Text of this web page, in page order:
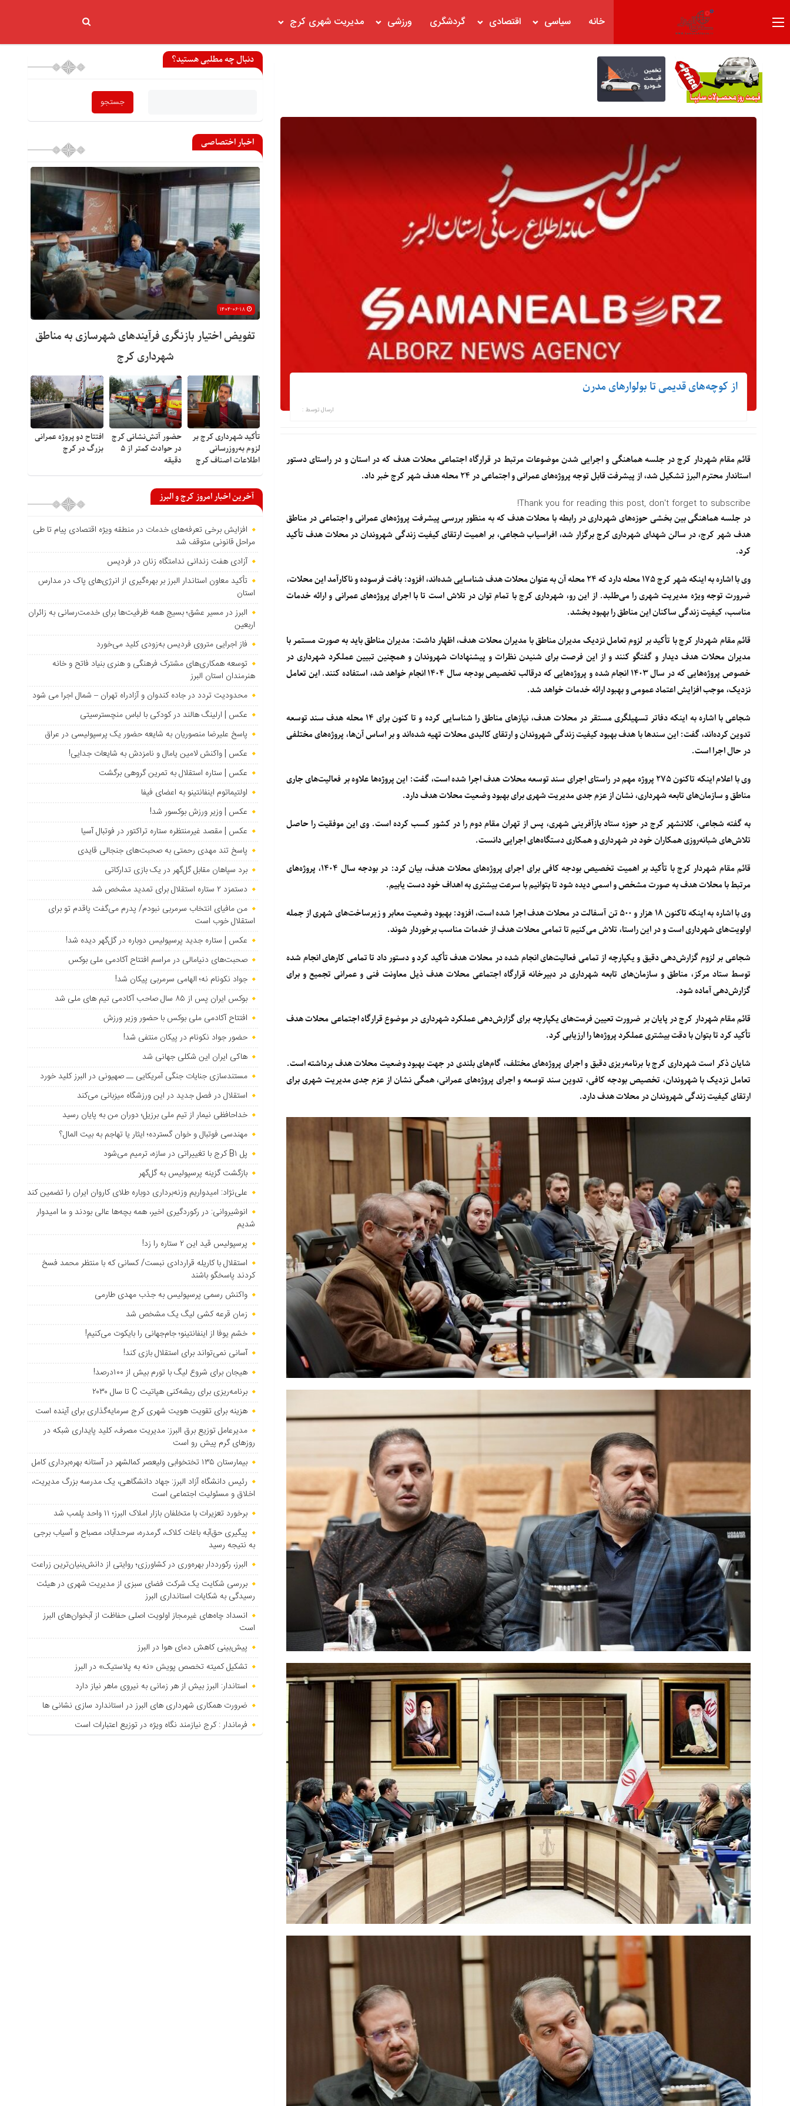
خانه سیاسی اقتصادی گردشگری ورزشی مدیریت شهری کرج
از کوچه‌های قدیمی تا بولوارهای مدرن
ارسال توسط :
قائم مقام شهردار کرج در جلسه هماهنگی و اجرایی شدن موضوعات مرتبط در قرارگاه اجتماعی محلات هدف که در استان و در راستای دستور
استاندار محترم البرز تشکیل شد، از پیشرفت قابل توجه پروژه‌های عمرانی و اجتماعی در ۲۴ محله هدف شهر کرج خبر داد.
Thank you for reading this post, don't forget to subscribe!
در جلسه هماهنگی بین بخشی حوزه‌های شهرداری در رابطه با محلات هدف که به منظور بررسی پیشرفت پروژه‌های عمرانی و اجتماعی در مناطق
هدف شهر کرج، در سالن شهدای شهرداری کرج برگزار شد، افراسیاب شجاعی، بر اهمیت ارتقای کیفیت زندگی شهروندان در محلات هدف تأکید
کرد.
وی با اشاره به اینکه شهر کرج ۱۷۵ محله دارد که ۲۴ محله آن به عنوان محلات هدف شناسایی شده‌اند، افزود: بافت فرسوده و ناکارآمد این محلات،
ضرورت توجه ویژه مدیریت شهری را می‌طلبد. از این رو، شهرداری کرج با تمام توان در تلاش است تا با اجرای پروژه‌های عمرانی و ارائه خدمات
مناسب، کیفیت زندگی ساکنان این مناطق را بهبود بخشد.
قائم مقام شهردار کرج با تأکید بر لزوم تعامل نزدیک مدیران مناطق با مدیران محلات هدف، اظهار داشت: مدیران مناطق باید به صورت مستمر با
مدیران محلات هدف دیدار و گفتگو کنند و از این فرصت برای شنیدن نظرات و پیشنهادات شهروندان و همچنین تبیین عملکرد شهرداری در
خصوص پروژه‌هایی که در سال ۱۴۰۳ انجام شده و پروژه‌هایی که درقالب تخصیص بودجه سال ۱۴۰۴ انجام خواهد شد، استفاده کنند. این تعامل
نزدیک، موجب افزایش اعتماد عمومی و بهبود ارائه خدمات خواهد شد.
شجاعی با اشاره به اینکه دفاتر تسهیلگری مستقر در محلات هدف، نیازهای مناطق را شناسایی کرده و تا کنون برای ۱۴ محله هدف سند توسعه
تدوین کرده‌اند، گفت: این سندها با هدف بهبود کیفیت زندگی شهروندان و ارتقای کالبدی محلات تهیه شده‌اند و بر اساس آن‌ها، پروژه‌های مختلفی
در حال اجرا است.
وی با اعلام اینکه تاکنون ۲۷۵ پروژه مهم در راستای اجرای سند توسعه محلات هدف اجرا شده است، گفت: این پروژه‌ها علاوه بر فعالیت‌های جاری
مناطق و سازمان‌های تابعه شهرداری، نشان از عزم جدی مدیریت شهری برای بهبود وضعیت محلات هدف دارد.
به گفته شجاعی، کلانشهر کرج در حوزه ستاد بازآفرینی شهری، پس از تهران مقام دوم را در کشور کسب کرده است. وی این موفقیت را حاصل
تلاش‌های شبانه‌روزی همکاران خود در شهرداری و همکاری دستگاه‌های اجرایی دانست.
قائم مقام شهردار کرج با تأکید بر اهمیت تخصیص بودجه کافی برای اجرای پروژه‌های محلات هدف، بیان کرد: در بودجه سال ۱۴۰۴، پروژه‌های
مرتبط با محلات هدف به صورت مشخص و اسمی دیده شود تا بتوانیم با سرعت بیشتری به اهداف خود دست یابیم.
وی با اشاره به اینکه تاکنون ۱۸ هزار و ۵۰۰ تن آسفالت در محلات هدف اجرا شده است، افزود: بهبود وضعیت معابر و زیرساخت‌های شهری از جمله
اولویت‌های شهرداری است و در این راستا، تلاش می‌کنیم تا تمامی محلات هدف از خدمات مناسب برخوردار شوند.
شجاعی بر لزوم گزارش‌دهی دقیق و یکپارچه از تمامی فعالیت‌های انجام شده در محلات هدف تأکید کرد و دستور داد تا تمامی کارهای انجام شده
توسط ستاد مرکز، مناطق و سازمان‌های تابعه شهرداری در دبیرخانه قرارگاه اجتماعی محلات هدف ذیل معاونت فنی و عمرانی تجمیع و برای
گزارش‌دهی آماده شود.
قائم مقام شهردار کرج در پایان بر ضرورت تعیین فرمت‌های یکپارچه برای گزارش‌دهی عملکرد شهرداری در موضوع قرارگاه اجتماعی محلات هدف
تأکید کرد تا بتوان با دقت بیشتری عملکرد پروژه‌ها را ارزیابی کرد.
شایان ذکر است شهرداری کرج با برنامه‌ریزی دقیق و اجرای پروژه‌های مختلف، گام‌های بلندی در جهت بهبود وضعیت محلات هدف برداشته است.
تعامل نزدیک با شهروندان، تخصیص بودجه کافی، تدوین سند توسعه و اجرای پروژه‌های عمرانی، همگی نشان از عزم جدی مدیریت شهری برای
ارتقای کیفیت زندگی شهروندان در محلات هدف دارد.
دنبال چه مطلبی هستید؟
اخبار اختصاصی
تفویض اختیار بازنگری فرآیندهای شهرسازی به مناطق
شهرداری کرج
تأکید شهرداری کرج بر
لزوم به‌روزرسانی
اطلاعات اصناف کرج
حضور آتش‌نشانی کرج
در حوادث کمتر از ۵
دقیقه
افتتاح دو پروژه عمرانی
بزرگ در کرج
آخرین اخبار امروز کرج و البرز
افزایش برخی تعرفه‌های خدمات در منطقه ویژه اقتصادی پیام تا طی
مراحل قانونی متوقف شد
آزادی هفت زندانی ندامتگاه زنان در فردیس
تأکید معاون استاندار البرز بر بهره‌گیری از انرژی‌های پاک در مدارس
استان
البرز در مسیر عشق؛ بسیج همه ظرفیت‌ها برای خدمت‌رسانی به زائران
اربعین
فاز اجرایی متروی فردیس به‌زودی کلید می‌خورد
توسعه همکاری‌های مشترک فرهنگی و هنری بنیاد فاتح و خانه
هنرمندان استان البرز
محدودیت تردد در جاده کندوان و آزادراه تهران – شمال اجرا می شود
عکس | ارلینگ هالند در کودکی با لباس منچسترسیتی
پاسخ علیرضا منصوریان به شایعه حضور یک پرسپولیسی در عراق
عکس | واکنش لامین یامال و نامزدش به شایعات جدایی!
عکس | ستاره استقلال به تمرین گروهی برگشت
اولتیماتوم اینفانتینو به اعضای فیفا
عکس | وزیر ورزش بوکسور شد!
عکس | مقصد غیرمنتظره ستاره تراکتور در فوتبال آسیا
پاسخ تند مهدی رحمتی به صحبت‌های جنجالی قایدی
برد سپاهان مقابل گل‌گهر در یک بازی تدارکاتی
دستمزد ۲ ستاره استقلال برای تمدید مشخص شد
من مافیای انتخاب سرمربی نبودم/ پدرم می‌گفت پاقدم تو برای
استقلال خوب است
عکس | ستاره جدید پرسپولیس دوباره در گل‌گهر دیده شد!
صحبت‌های دنیامالی در مراسم افتتاح آکادمی ملی بوکس
جواد نکونام نه؛ الهامی سرمربی پیکان شد!
بوکس ایران پس از ۸۵ سال صاحب آکادمی تیم های ملی شد
افتتاح آکادمی ملی بوکس با حضور وزیر ورزش
حضور جواد نکونام در پیکان منتفی شد!
هاکی ایران این شکلی جهانی شد
مستندسازی جنایات جنگی آمریکایی ــ صهیونی در البرز کلید خورد
استقلال در فصل جدید در این ورزشگاه میزبانی می‌کند
خداحافظی نیمار از تیم ملی برزیل؛ دوران من به پایان رسید
مهندسی فوتبال و خوان گسترده؛ ایثار یا تهاجم به بیت المال؟
پل B۱ کرج با تغییراتی در سازه، ترمیم می‌شود
بازگشت گزینه پرسپولیس به ‌گل‌گهر
علی‌نژاد: امیدواریم وزنه‌برداری دوباره طلای کاروان ایران را تضمین کند
انوشیروانی: در رکوردگیری اخیر، همه بچه‌ها عالی بودند و ما امیدوار
شدیم
پرسپولیس قید این ۲ ستاره را زد!
استقلال با کاریله قراردادی نبست/ کسانی که با منتظر محمد فسخ
کردند پاسخگو باشند
واکنش رسمی پرسپولیس به جذب مهدی طارمی
زمان قرعه کشی لیگ یک مشخص شد
خشم یوفا از اینفانتینو؛ جام‌جهانی را بایکوت می‌کنیم!
آسانی نمی‌تواند برای استقلال بازی کند!
هیجان برای شروع لیگ با تورم بیش از ۱۰۰درصد!
برنامه‌ریزی برای ریشه‌کنی هپاتیت C تا سال ۲۰۳۰
هزینه برای تقویت هویت شهری کرج سرمایه‌گذاری برای آینده است
مدیرعامل توزیع برق البرز: مدیریت مصرف، کلید پایداری شبکه در
روزهای گرم پیش رو است
بیمارستان ۱۳۵ تختخوابی ولیعصر کمالشهر در آستانه بهره‌برداری کامل
رئیس دانشگاه آزاد البرز: جهاد دانشگاهی، یک مدرسه بزرگ مدیریت،
اخلاق و مسئولیت اجتماعی است
برخورد تعزیرات با متخلفان بازار املاک البرز؛ ۱۱ واحد پلمب شد
پیگیری حق‌آبه باغات کلاک، گرمدره، سرحدآباد، مصباح و آسیاب برجی
به نتیجه رسید
البرز، رکورددار بهره‌وری در کشاورزی؛ روایتی از دانش‌بنیان‌ترین زراعت
بررسی شکایت یک شرکت فضای سبزی از مدیریت شهری در هیئت
رسیدگی به شکایات استانداری البرز
انسداد چاه‌های غیرمجاز اولویت اصلی حفاظت از آبخوان‌های البرز
است
پیش‌بینی کاهش دمای هوا در البرز
تشکیل کمیته تخصص پویش «نه به پلاستیک» در البرز
استاندار: البرز بیش از هر زمانی به نیروی ماهر نیاز دارد
ضرورت همکاری شهرداری های البرز در استاندارد سازی نشانی ها
فرماندار : کرج نیازمند نگاه ویژه در توزیع اعتبارات است